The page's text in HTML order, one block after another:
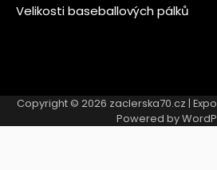
Velikosti baseballových pálků
Copyright © 2026 zaclerska70.cz |
Powered by